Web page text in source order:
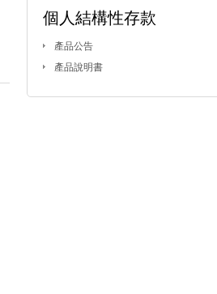
個人結構性存款
產品公告
產品說明書